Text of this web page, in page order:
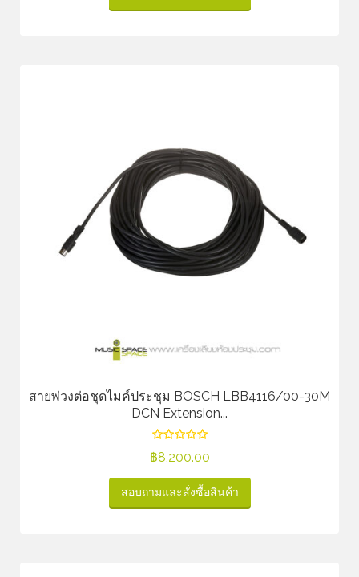
สายพ่วงต่อชุดไมค์ประชุม BOSCH LBB4116/00-30M
DCN Extension...
฿8,200.00
สอบถามและสั่งซื้อสินค้า